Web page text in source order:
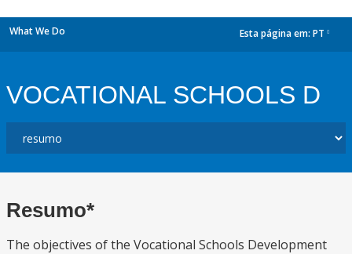
What We Do Esta página em: PT
VOCATIONAL SCHOOLS D
Resumo*
The objectives of the Vocational Schools Development